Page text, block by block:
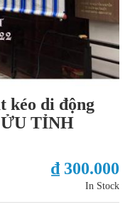
kéo di động
TỈNH
₫ 300.000
In Stock